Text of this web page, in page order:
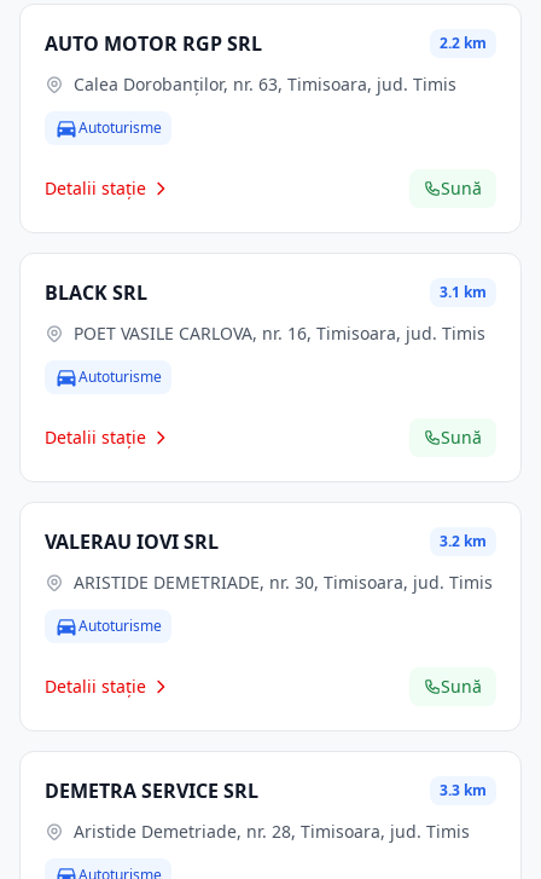
AUTO MOTOR RGP SRL 2.2 km
Calea Dorobanților, nr. 63, Timisoara, jud. Timis
Autoturisme
Detalii stație Sună
BLACK SRL 3.1 km
POET VASILE CARLOVA, nr. 16, Timisoara, jud. Timis
Autoturisme
Detalii stație Sună
VALERAU IOVI SRL 3.2 km
ARISTIDE DEMETRIADE, nr. 30, Timisoara, jud. Timis
Autoturisme
Detalii stație Sună
DEMETRA SERVICE SRL 3.3 km
Aristide Demetriade, nr. 28, Timisoara, jud. Timis
Autoturisme